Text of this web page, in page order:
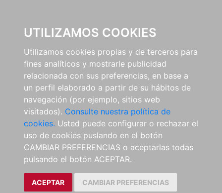
UTILIZAMOS COOKIES
Utilizamos cookies propias y de terceros para
fines analíticos y mostrarle publicidad
relacionada con sus preferencias, en base a
un perfil elaborado a partir de su hábitos de
navegación (por ejemplo, sitios web
visitados). Consulte nuestra política de
cookies. Usted puede configurar o rechazar el
uso de cookies puslando en el botón
CAMBIAR PREFERENCIAS o aceptarlas todas
pulsando el botón ACEPTAR.
ACEPTAR CAMBIAR PREFERENCIAS